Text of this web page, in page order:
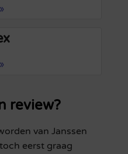
review?
van Janssen
eerst graag